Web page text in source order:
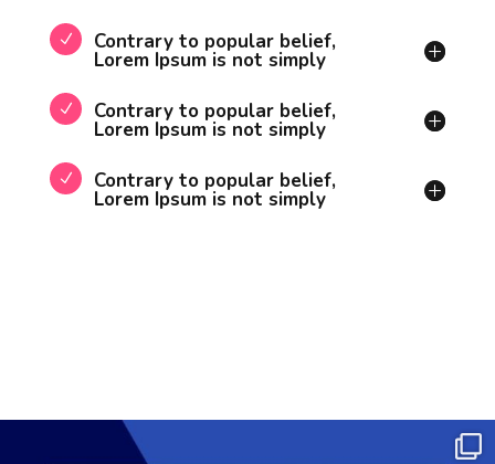
Contrary to popular belief,
Lorem Ipsum is not simply
Contrary to popular belief,
Lorem Ipsum is not simply
Contrary to popular belief,
Lorem Ipsum is not simply